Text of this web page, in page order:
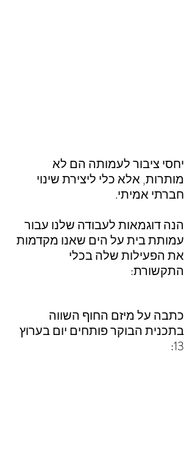
יחסי ציבור לעמותה הם לא
מותרות, אלא כלי ליצירת שינוי
חברתי אמיתי.
הנה דוגמאות לעבודה שלנו עבור
עמותת בית על הים שאנו מקדמות
את הפעילות שלה בכלי
התקשורת:
כתבה על מיזם החוף השווה
בתכנית הבוקר פותחים יום בערוץ
13: